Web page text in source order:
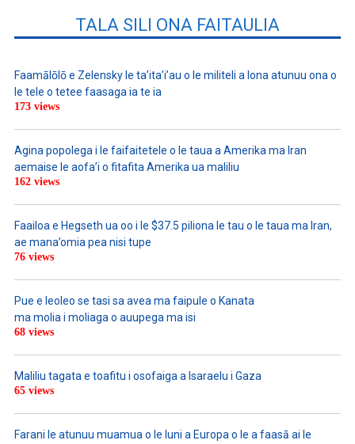
TALA SILI ONA FAITAULIA
Faamālōlō e Zelensky le ta’ita’i’au o le militeli a lona atunuu ona o
le tele o tetee faasaga ia te ia
173 views
Agina popolega i le faifaitetele o le taua a Amerika ma Iran
aemaise le aofa’i o fitafita Amerika ua maliliu
162 views
Faailoa e Hegseth ua oo i le $37.5 piliona le tau o le taua ma Iran,
ae mana’omia pea nisi tupe
76 views
Pue e leoleo se tasi sa avea ma faipule o Kanata
ma molia i moliaga o auupega ma isi
68 views
Maliliu tagata e toafitu i osofaiga a Isaraelu i Gaza
65 views
Farani le atunuu muamua o le Iuni a Europa o le a faasā ai le